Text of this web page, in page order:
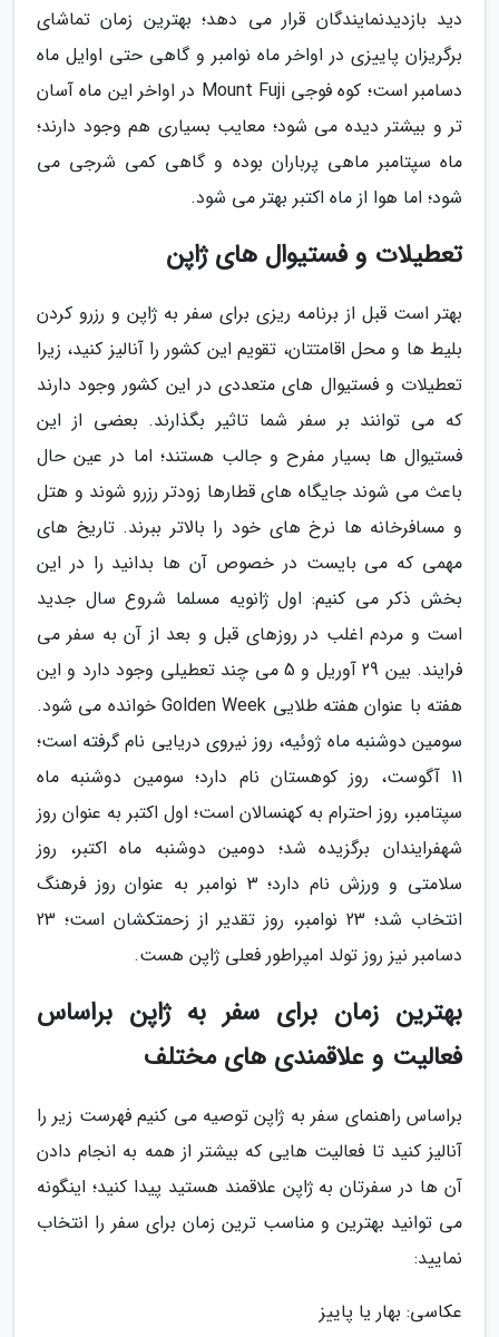
دید بازدیدنمایندگان قرار می دهد؛ بهترین زمان تماشای
برگریزان پاییزی در اواخر ماه نوامبر و گاهی حتی اوایل ماه
دسامبر است؛ کوه فوجی Mount Fuji در اواخر این ماه آسان
تر و بیشتر دیده می شود؛ معایب بسیاری هم وجود دارند؛
ماه سپتامبر ماهی پرباران بوده و گاهی کمی شرجی می
شود؛ اما هوا از ماه اکتبر بهتر می شود.
تعطیلات و فستیوال های ژاپن
بهتر است قبل از برنامه ریزی برای سفر به ژاپن و رزرو کردن
بلیط ها و محل اقامتتان، تقویم این کشور را آنالیز کنید، زیرا
تعطیلات و فستیوال های متعددی در این کشور وجود دارند
که می توانند بر سفر شما تاثیر بگذارند. بعضی از این
فستیوال ها بسیار مفرح و جالب هستند؛ اما در عین حال
باعث می شوند جایگاه های قطارها زودتر رزرو شوند و هتل
و مسافرخانه ها نرخ های خود را بالاتر ببرند. تاریخ های
مهمی که می بایست در خصوص آن ها بدانید را در این
بخش ذکر می کنیم: اول ژانویه مسلما شروع سال جدید
است و مردم اغلب در روزهای قبل و بعد از آن به سفر می
فرایند. بین 29 آوریل و 5 می چند تعطیلی وجود دارد و این
هفته با عنوان هفته طلایی Golden Week خوانده می شود.
سومین دوشنبه ماه ژوئیه، روز نیروی دریایی نام گرفته است؛
11 آگوست، روز کوهستان نام دارد؛ سومین دوشنبه ماه
سپتامبر، روز احترام به کهنسالان است؛ اول اکتبر به عنوان روز
شهفرایندان برگزیده شد؛ دومین دوشنبه ماه اکتبر، روز
سلامتی و ورزش نام دارد؛ 3 نوامبر به عنوان روز فرهنگ
انتخاب شد؛ 23 نوامبر، روز تقدیر از زحمتکشان است؛ 23
دسامبر نیز روز تولد امپراطور فعلی ژاپن هست.
بهترین زمان برای سفر به ژاپن براساس
فعالیت و علاقمندی های مختلف
براساس راهنمای سفر به ژاپن توصیه می کنیم فهرست زیر را
آنالیز کنید تا فعالیت هایی که بیشتر از همه به انجام دادن
آن ها در سفرتان به ژاپن علاقمند هستید پیدا کنید؛ اینگونه
می توانید بهترین و مناسب ترین زمان برای سفر را انتخاب
نمایید:
عکاسی: بهار یا پاییز